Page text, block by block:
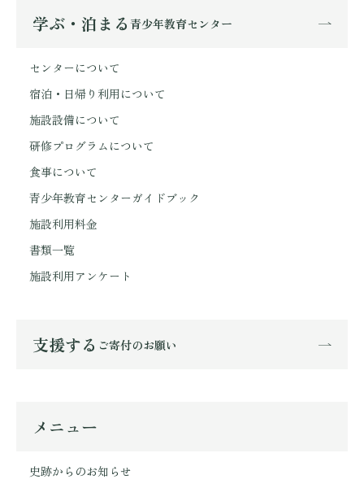
学ぶ・泊まる 青少年教育センター
センターについて
宿泊・日帰り利用について
施設設備について
研修プログラムについて
食事について
青少年教育センターガイドブック
施設利用料金
書類一覧
施設利用アンケート
支援する ご寄付のお願い
メニュー
史跡からのお知らせ